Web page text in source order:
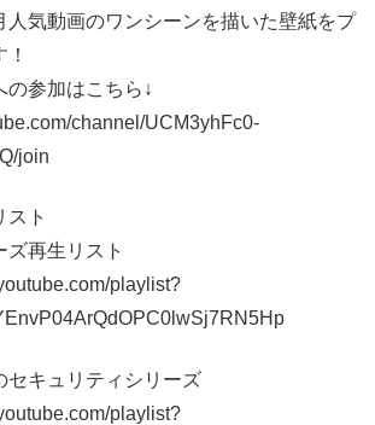
人気動画のワンシーンを描いた壁紙をプ
の参加はこちら↓
channel/UCM3yhFc0-
join
ト
再生リスト
playlist?
キュリティシリーズ
playlist?